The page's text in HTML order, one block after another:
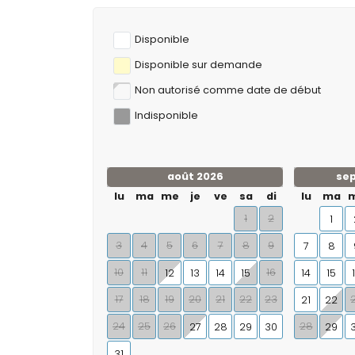
Disponible
Disponible sur demande
Non autorisé comme date de début
Indisponible
août 2026
lu
ma me je ve sa
di
1
2
3
4 5 6 7 8
9
10
11 12 13 14 15
16
17
18 19 20 21 22
23
24
25 26 27 28 29
30
lu
ma
1
7
8
14
15
21
22
28
29